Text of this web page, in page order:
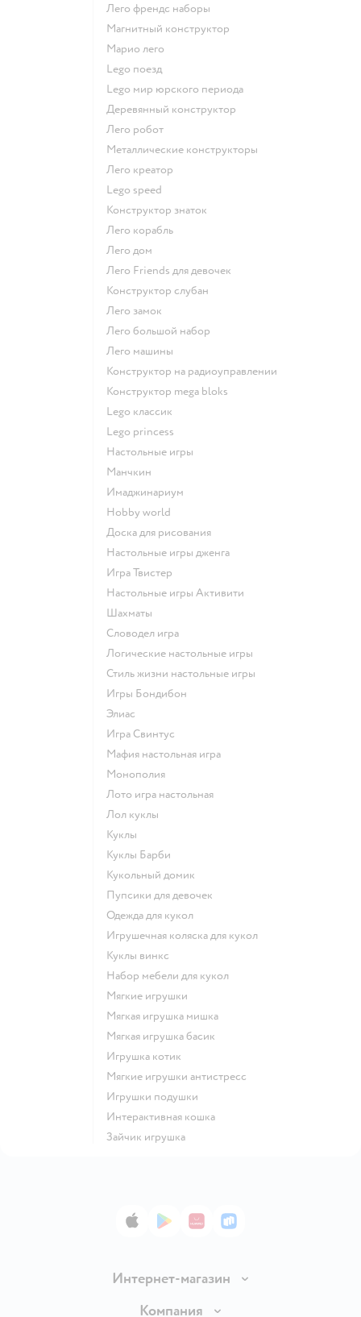
Лего френдс наборы
Магнитный конструктор
Марио лего
Lego поезд
Lego мир юрского периода
Деревянный конструктор
Лего робот
Металлические конструкторы
Лего креатор
Lego speed
Конструктор знаток
Лего корабль
Лего дом
Лего Friends для девочек
Конструктор слубан
Лего замок
Лего большой набор
Лего машины
Конструктор на радиоуправлении
Конструктор mega bloks
Lego классик
Lego princess
Настольные игры
Манчкин
Имаджинариум
Hobby world
Доска для рисования
Настольные игры дженга
Игра Твистер
Настольные игры Активити
Шахматы
Словодел игра
Логические настольные игры
Стиль жизни настольные игры
Игры Бондибон
Элиас
Игра Свинтус
Мафия настольная игра
Монополия
Лото игра настольная
Лол куклы
Куклы
Куклы Барби
Кукольный домик
Пупсики для девочек
Одежда для кукол
Игрушечная коляска для кукол
Куклы винкс
Набор мебели для кукол
Мягкие игрушки
Мягкая игрушка мишка
Мягкая игрушка басик
Игрушка котик
Мягкие игрушки антистресс
Игрушки подушки
Интерактивная кошка
Зайчик игрушка
App StoreGoogle Play
AppGallery
RuStore
Интернет-магазин
Доставка и оплата
Компания